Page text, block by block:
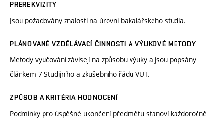
PREREKVIZITY
Jsou požadovány znalosti na úrovni bakalářského studia.
PLÁNOVANÉ VZDĚLÁVACÍ ČINNOSTI A VÝUKOVÉ METODY
Metody vyučování závisejí na způsobu výuky a jsou popsány
článkem 7 Studijního a zkušebního řádu VUT.
ZPŮSOB A KRITÉRIA HODNOCENÍ
Podmínky pro úspěšné ukončení předmětu stanoví každoročně